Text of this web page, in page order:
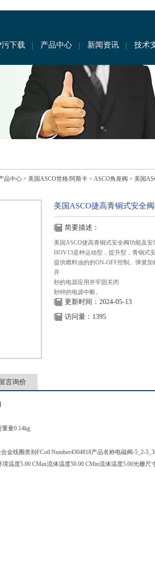
下载 产品中心 新闻资讯 技术
品中心 > 美国ASCO世格/阿斯卡 > ASCO角座阀 > 美国
美国ASCO捷高青铜式安全
简要描述：
美国ASCO捷高青铜式安全阀功能及安
HOV13是种运动型，提升型，青铜
提供燃料油的的ON-OFF控制。弹
开
秒的电源应用并牢固关闭
秒钟的电源中断。
更新时间：2024-05-13
访问量：1395
言询价
重量0.14kg
线圈类别FCoil Number4304818产品名称电磁阀-5_2-
温度5.00 CMax流体温度50.00 CMin流体温度5.00光栅尺